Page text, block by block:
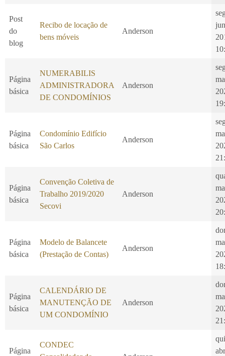
Post
do
blog
Recibo de locação de
bens móveis
Anderson
jun
Página
básica
NUMERABILIS
ADMINISTRADORA
DE CONDOMÍNIOS
Anderson
Página
básica
Condomínio Edifício
São Carlos
Anderson
Página
básica
Convenção Coletiva de
Trabalho 2019/2020
Secovi
Anderson
Página
básica
Modelo de Balancete
(Prestação de Contas)
Anderson
Página
básica
CALENDÁRIO DE
MANUTENÇÃO DE
UM CONDOMÍNIO
Anderson
Página
CONDEC
abr